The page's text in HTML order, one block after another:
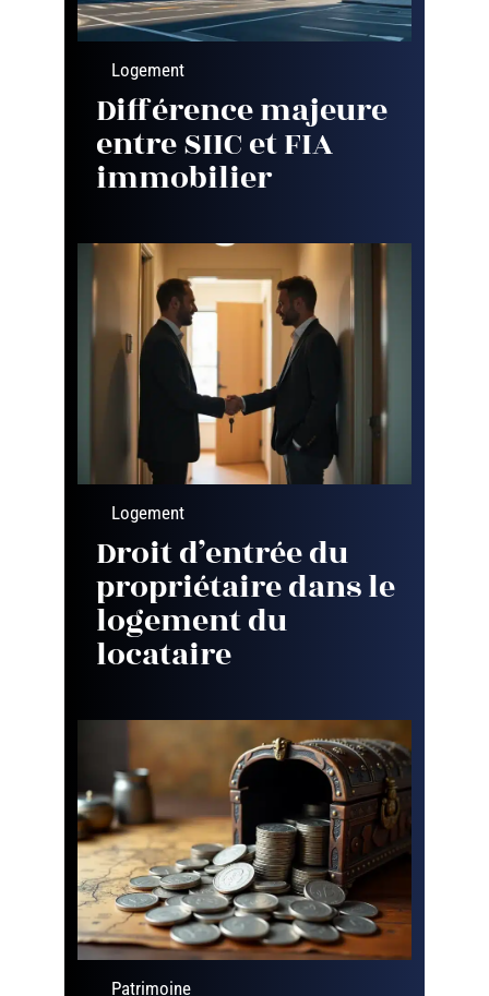
Logement
Différence majeure
entre SIIC et FIA
immobilier
Logement
Droit d’entrée du
propriétaire dans le
logement du
locataire
Patrimoine